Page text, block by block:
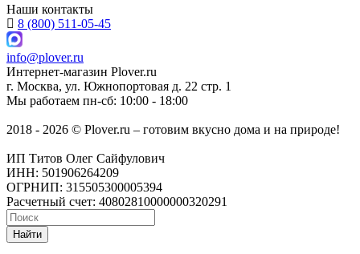
Наши контакты
8 (800) 511-05-45
info@plover.ru
Интернет-магазин Plover.ru
г. Москва, ул. Южнопортовая д. 22 стр. 1
Мы работаем пн-сб: 10:00 - 18:00
2018 - 2026 © Plover.ru – готовим вкусно дома и на природе!
ИП Титов Олег Сайфулович
ИНН: 501906264209
ОГРНИП: 315505300005394
Расчетный счет: 40802810000000320291
Найти